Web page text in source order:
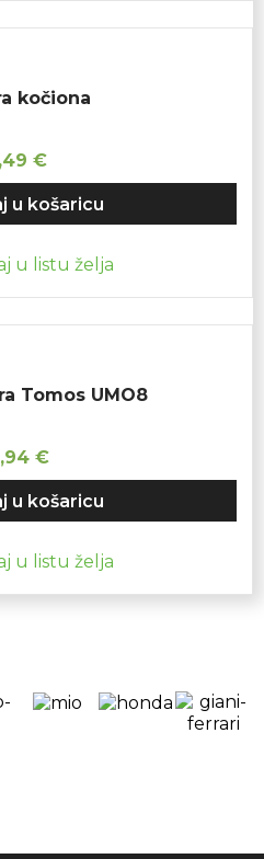
kočiona
€
u košaricu
u listu želja
Tomos UMO8
€
u košaricu
u listu želja